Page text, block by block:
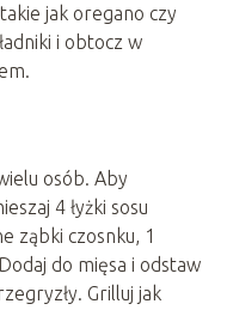
jak oregano czy
i obtocz w
osób. Aby
4 łyżki sosu
ząbki czosnku, 1
do mięsa i odstaw
Grilluj jak